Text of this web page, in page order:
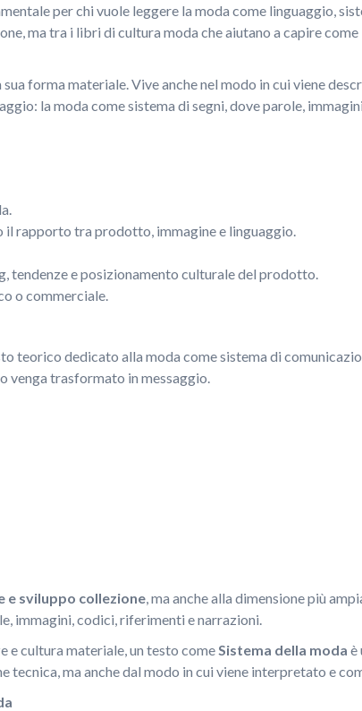
per chi vuole leggere la moda come linguaggio,
ma tra i libri di cultura moda che aiutano a capire
forma materiale. Vive anche nel modo in cui viene
la moda come sistema di segni, dove parole,
rapporto tra prodotto, immagine e linguaggio.
tendenze e posizionamento culturale del prodotto.
o commerciale.
teorico dedicato alla moda come sistema di
venga trasformato in messaggio.
e sviluppo collezione , ma anche alla dimensione più
immagini, codici, riferimenti e narrazioni.
e cultura materiale, un testo come Sistema della moda è
tecnica, ma anche dal modo in cui viene interpretato e